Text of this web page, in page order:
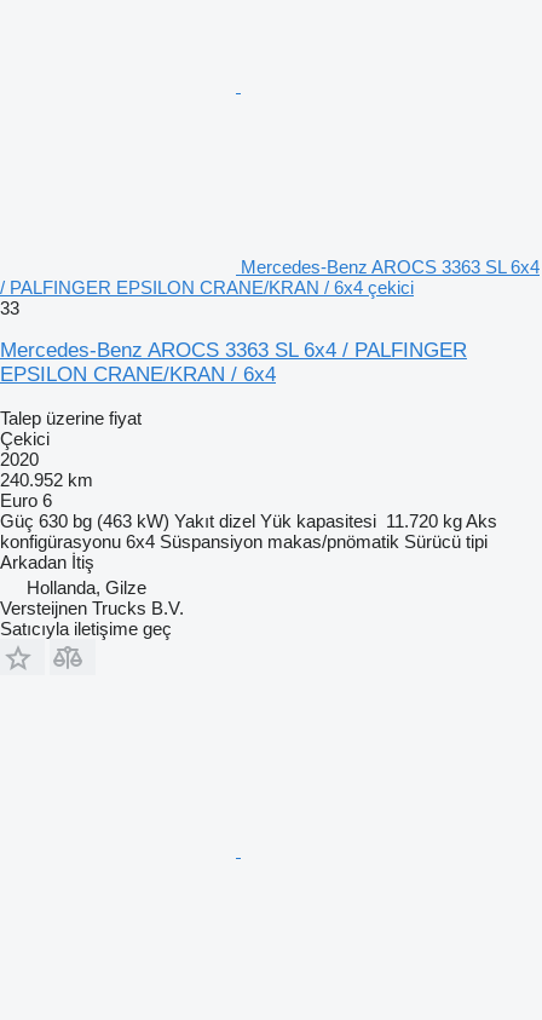
Mercedes-Benz AROCS 3363 SL 6x4
/ PALFINGER EPSILON CRANE/KRAN / 6x4 çekici
33
Mercedes-Benz AROCS 3363 SL 6x4 / PALFINGER
EPSILON CRANE/KRAN / 6x4
Talep üzerine fiyat
Çekici
2020
240.952 km
Euro 6
Güç 630 bg (463 kW) Yakıt dizel Yük kapasitesi 11.720 kgAks
konfigürasyonu 6x4 Süspansiyon makas/pnömatik Sürücü tipi
Arkadan İtiş
Hollanda, Gilze
Versteijnen Trucks B.V.
Satıcıyla iletişime geç